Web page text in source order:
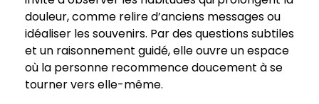
douleur, comme relire d’anciens messages ou
idéaliser les souvenirs. Par des questions subtiles
et un raisonnement guidé, elle ouvre un espace
où la personne recommence doucement à se
tourner vers elle-même.